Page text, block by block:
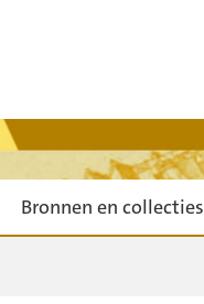
Bronnen en collecties